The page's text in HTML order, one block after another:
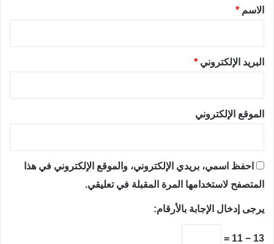
*الاسم *
البريد الإلكتروني *
الموقع الإلكتروني
احفظ اسمي، بريدي الإلكتروني، والموقع الإلكتروني في هذا
المتصفح لاستخدامها المرة المقبلة في تعليقي.
يرجى إدخال الإجابة بالأرقام:
13 − 11 =